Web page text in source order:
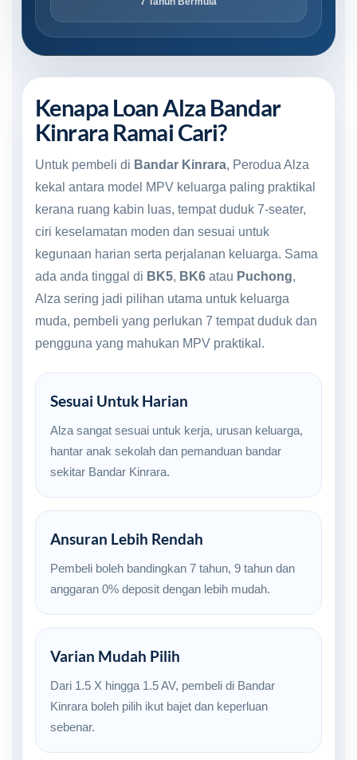
Kenapa Loan Alza Bandar
Kinrara Ramai Cari?
Untuk pembeli di Bandar Kinrara, Perodua Alza
kekal antara model MPV keluarga paling praktikal
kerana ruang kabin luas, tempat duduk 7-seater,
ciri keselamatan moden dan sesuai untuk
kegunaan harian serta perjalanan keluarga. Sama
ada anda tinggal di BK5, BK6 atau Puchong,
Alza sering jadi pilihan utama untuk keluarga
muda, pembeli yang perlukan 7 tempat duduk dan
pengguna yang mahukan MPV praktikal.
Sesuai Untuk Harian
Alza sangat sesuai untuk kerja, urusan keluarga,
hantar anak sekolah dan pemanduan bandar
sekitar Bandar Kinrara.
Ansuran Lebih Rendah
Pembeli boleh bandingkan 7 tahun, 9 tahun dan
anggaran 0% deposit dengan lebih mudah.
Varian Mudah Pilih
Dari 1.5 X hingga 1.5 AV, pembeli di Bandar
Kinrara boleh pilih ikut bajet dan keperluan
sebenar.